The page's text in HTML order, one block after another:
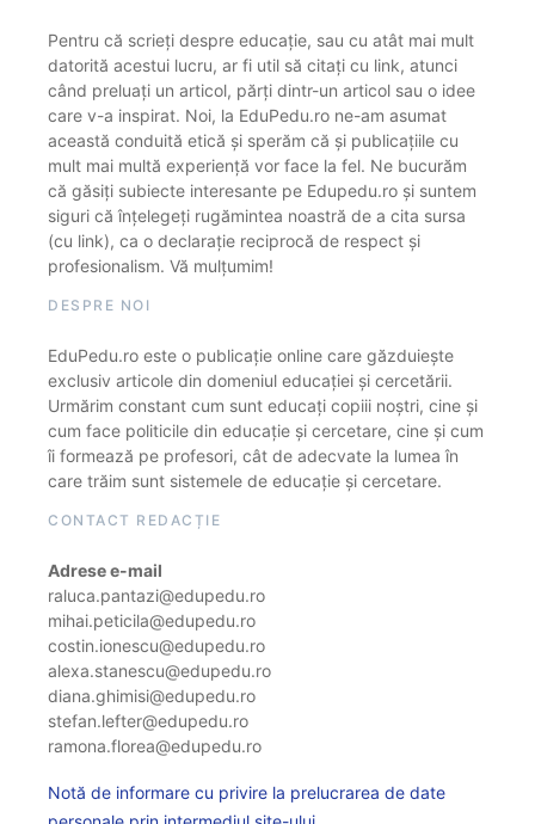
Pentru că scrieți despre educație, sau cu atât mai mult
datorită acestui lucru, ar fi util să citați cu link, atunci
când preluați un articol, părți dintr-un articol sau o idee
care v-a inspirat. Noi, la EduPedu.ro ne-am asumat
această conduită etică și sperăm că și publicațiile cu
mult mai multă experiență vor face la fel. Ne bucurăm
că găsiți subiecte interesante pe Edupedu.ro și suntem
siguri că înțelegeți rugămintea noastră de a cita sursa
(cu link), ca o declarație reciprocă de respect și
profesionalism. Vă mulțumim!
DESPRE NOI
EduPedu.ro este o publicație online care găzduiește
exclusiv articole din domeniul educației și cercetării.
Urmărim constant cum sunt educați copiii noștri, cine și
cum face politicile din educație și cercetare, cine și cum
îi formează pe profesori, cât de adecvate la lumea în
care trăim sunt sistemele de educație și cercetare.
CONTACT REDACȚIE
Adrese e-mail
raluca.pantazi@edupedu.ro
mihai.peticila@edupedu.ro
costin.ionescu@edupedu.ro
alexa.stanescu@edupedu.ro
diana.ghimisi@edupedu.ro
stefan.lefter@edupedu.ro
ramona.florea@edupedu.ro
Notă de informare cu privire la prelucrarea de date